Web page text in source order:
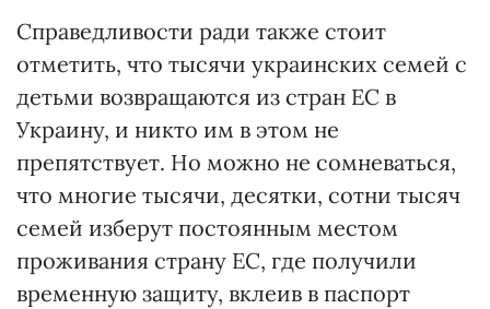
Справедливости ради также стоит
отметить, что тысячи украинских семей с
детьми возвращаются из стран ЕС в
Украину, и никто им в этом не
препятствует. Но можно не сомневаться,
что многие тысячи, десятки, сотни тысяч
семей изберут постоянным местом
проживания страну ЕС, где получили
временную защиту, вклеив в паспорт